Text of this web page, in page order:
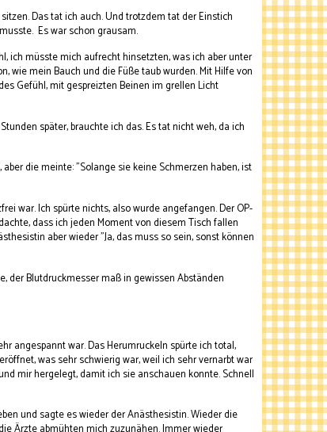
Das tat ich auch. Und trotzdem tat der Einstich
Es war schon grausam.
ich müsste mich aufrecht hinsetzten, was ich aber unter
wie mein Bauch und die Füße taub wurden. Mit Hilfe von
Gefühl, mit gespreizten Beinen im grellen Licht
später, brauchte ich das. Es tat nicht weh, da ich
die meinte: "Solange sie keine Schmerzen haben, ist
war. Ich spürte nichts, also wurde angefangen. Der OP-
dass ich jeden Moment von diesem Tisch fallen
aber wieder "Ja, das muss so sein, sonst können
der Blutdruckmesser maß in gewissen Abständen
angespannt war. Das Herumruckeln spürte ich total,
was sehr schwierig war, weil ich sehr vernarbt war
mir hergelegt, damit ich sie anschauen konnte. Schnell
und sagte es wieder der Anästhesistin. Wieder die